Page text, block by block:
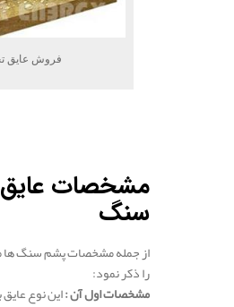
فروش عایق
مشخصات
سنگ
از جمله مشخصات پشم سنگ ها
را ذکر نمود:
مشخصات اول آن :این نوع